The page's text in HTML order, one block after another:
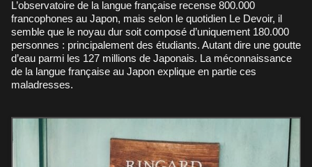
L’observatoire de la langue française recense 800.000
francophones au Japon, mais selon le quotidien Le Devoir, il
semble que le noyau dur soit composé d’uniquement 180.000
personnes : principalement des étudiants. Autant dire une goutte
d’eau parmi les 127 millions de Japonais. La méconnaissance
de la langue française au Japon explique en partie ces
maladresses.